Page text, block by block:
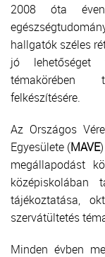
2008 óta
hallgatók széles
jó lehetőséget
témakörében
felkészítésére.
Az Országos
Egyesülete (MAVE
megállapodást
középiskolában
tájékoztatása,
szervátültetés
Minden évben